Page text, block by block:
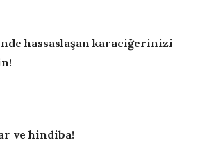
hassaslaşan karaciğerinizi
ve hindiba!